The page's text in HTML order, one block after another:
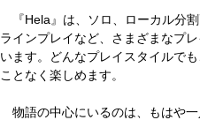
『Hela』は、ソロ、ローカル分
ラインプレイなど、さまざまなプ
います。どんなプレイスタイルで
ことなく楽しめます。
物語の中心にいるのは、もはや